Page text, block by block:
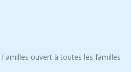
ouvert à toutes les familles